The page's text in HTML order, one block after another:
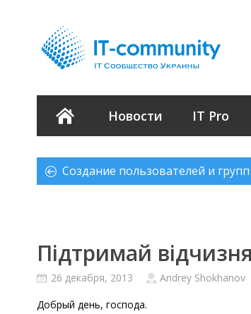
Новости IT Pro
Создание пользователей и
Підтримай
26 декабря, 2013 Andrey Shokhanov
Добрый день, господа.